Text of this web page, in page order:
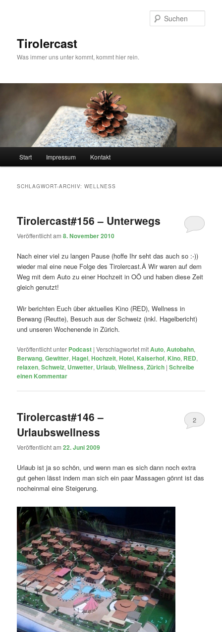
Tirolercast
Was immer uns unter kommt, kommt hier rein.
Start Impressum Kontakt
SCHLAGWORT-ARCHIV:WELLNESS
Tirolercast#156 – Unterwegs
Veröffentlicht am8. November 2010
Nach einer viel zu langen Pause (hoffe Ihr seht das auch so :-))
wieder mal eine neue Folge des Tirolercast.Â Wir waren auf dem
Weg mit dem Auto zu einer Hochzeit in OÖ und haben diese Zeit
gleich genutzt!
Wir berichten Euch über aktuelles Kino (RED), Wellness in
Berwang (Reutte), Besuch aus der Schweiz (inkl. Hagelbericht)
und unseren Wochenende in Zürich.
Veröffentlicht unter Podcast |Verschlagwortet mitAuto,Autobahn,
Berwang,Gewitter,Hagel,Hochzeit,Hotel, Kaiserhof, Kino, RED,
relaxen,Schweiz, Unwetter, Urlaub,Wellness,Zürich |Schreibe
einen Kommentar
Tirolercast#146 –
Urlaubswellness
Veröffentlicht am22. Juni 2009
2
Urlaub ist ja so schön, und wenn man es sich dann noch extra
gut gehen lässt indem man sich ein paar Massagen gönnt ist das
nocheinmal eine Steigerung.